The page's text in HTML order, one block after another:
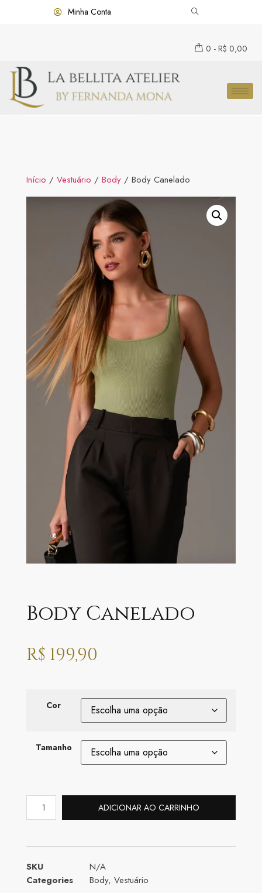
Minha Conta
0 - R$ 0,00
Início / Vestuário / Body / Body Canelado
Body Canelado
R$ 199,90
Cor
Tamanho
ADICIONAR AO CARRINHO
SKU
N/A
Categories
Body, Vestuário